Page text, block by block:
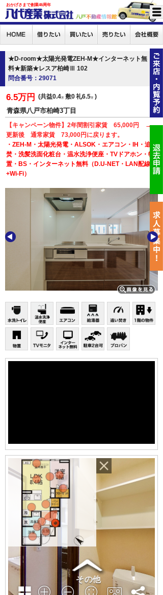
おかげさまで創業46周年
★D-room★太陽光発電ZEH-M★インターネット無
料★新築★レスア柏崎Ⅲ 102
問合番号：29071
6.5万円 共益0.4万 敷0礼6.5万
青森県八戸市柏崎3丁目
【キャンペーン物件】2年間割引家賃 65,000円 →
更新後 通常家賃 73,000円に戻ります。
・ZEH-M・太陽光発電・ALSOK・エアコン・IH・追
焚・洗髪洗面化粧台・温水洗浄便座・TVドアホン・物
置・BS・インターネット無料（D.U-NET・LAN配線
+Wi-Fi）